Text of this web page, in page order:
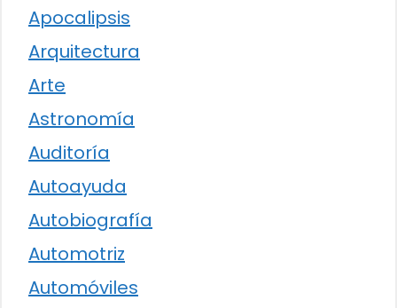
Apocalipsis
Arquitectura
Arte
Astronomía
Auditoría
Autoayuda
Autobiografía
Automotriz
Automóviles